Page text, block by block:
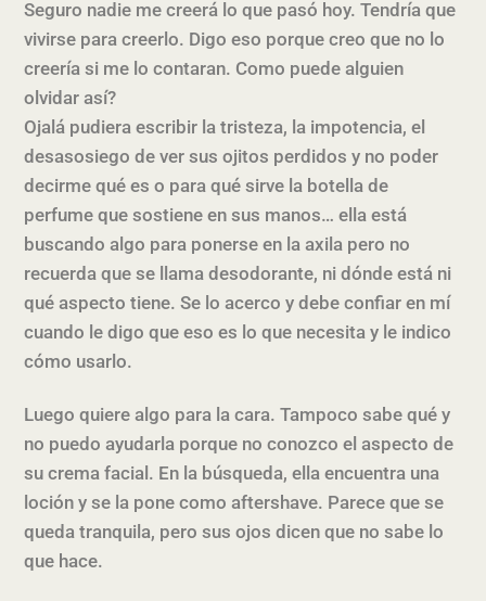
Seguro nadie me creerá lo que pasó hoy. Tendría que
vivirse para creerlo. Digo eso porque creo que no lo
creería si me lo contaran. Como puede alguien
olvidar así?
Ojalá pudiera escribir la tristeza, la impotencia, el
desasosiego de ver sus ojitos perdidos y no poder
decirme qué es o para qué sirve la botella de
perfume que sostiene en sus manos… ella está
buscando algo para ponerse en la axila pero no
recuerda que se llama desodorante, ni dónde está ni
qué aspecto tiene. Se lo acerco y debe confiar en mí
cuando le digo que eso es lo que necesita y le indico
cómo usarlo.
Luego quiere algo para la cara. Tampoco sabe qué y
no puedo ayudarla porque no conozco el aspecto de
su crema facial. En la búsqueda, ella encuentra una
loción y se la pone como aftershave. Parece que se
queda tranquila, pero sus ojos dicen que no sabe lo
que hace.